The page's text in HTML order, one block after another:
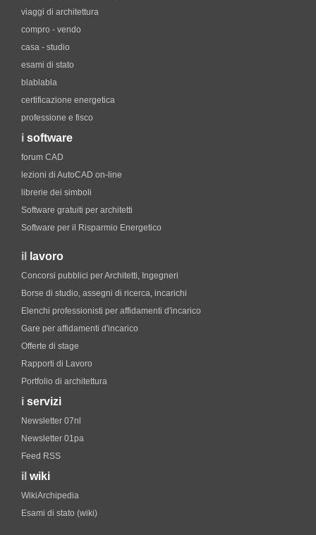
viaggi di architettura
compro - vendo
casa - studio
esami di stato
blablabla
certificazione energetica
professione e fisco
i software
forum CAD
lezioni di AutoCAD on-line
librerie dei simboli
Software gratuiti per architetti
Software per il Risparmio Energetico
il lavoro
Concorsi pubblici per Architetti, Ingegneri
Borse di studio, assegni di ricerca, incarichi
Elenchi professionisti per affidamenti d'incarico
Gare per affidamenti d'incarico
Offerte di stage
Rapporti di Lavoro
Portfolio di architettura
i servizi
Newsletter 07nl
Newsletter 01pa
Feed RSS
il wiki
WikiArchipedia
Esami di stato (wiki)